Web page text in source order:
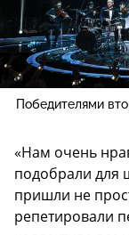
Победителями
«Нам очень
подобрали для
пришли не
репетировали